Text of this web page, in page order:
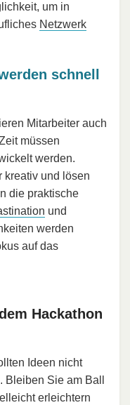
um in
Netzwerk
schnell
Mitarbeiter auch
müssen
werden.
kreativ und lösen
die praktische
und
werden
auf das
Hackathon
Ideen nicht
Sie am Ball
erleichtern